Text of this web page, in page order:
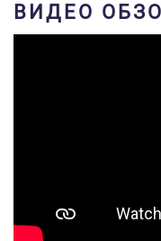
ВИДЕО